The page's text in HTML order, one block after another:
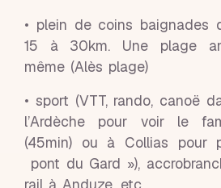
• plein de coins baignades
15 à 30km. Une plage
même (Alès plage)
• sport (VTT, rando, canoë
l’Ardèche pour voir le
(45min) ou à Collias pour
pont du Gard »),